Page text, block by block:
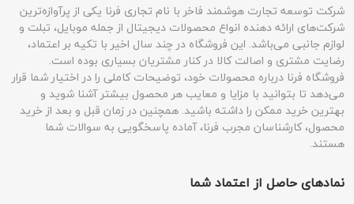
شرکت توسعه تجارت هوشمند فاخر با نام تجاری فرنا یکی از پرآوازه‌ترین
شرکت‌های ارائه دهنده انواع محصولات دیجیتال از جمله موبایل، تبلت و
لوازم جانبی می‌باشد. این فروشگاه در چند سال اخیر با تکیه بر اعتماد،
رضایت مشتری و اصالت کالا در کنار مشتریان بسیاری بوده است.
فروشگاه فرنا درباره محصولات خود، توضیحات کاملی را در اختیار شما قرار
می‌دهد تا بتوانید با مزایا و معایب هر محصول بیشتر آشنا شوید و
بهترین خرید ممکن را داشته باشید. همچنین در زمان قبل و بعد از خرید
محصول، کارشناسان مجرب فرنا، آماده پاسخگویی به سوالات شما
هستند.
نمادهای حاصل از اعتماد شما